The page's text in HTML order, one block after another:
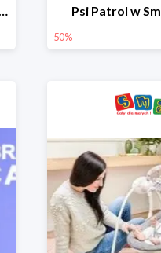
Piżamy i szlafroki dla dorosłych w Smyku do -30% Psi Patrol w
50%